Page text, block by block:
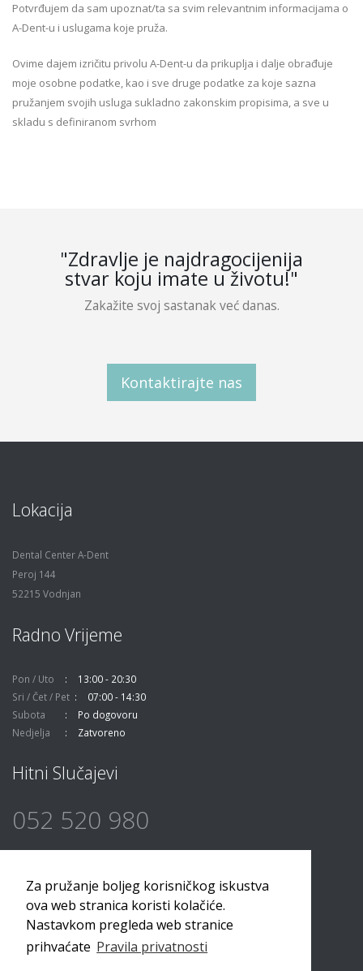
Za pružanje boljeg korisničkog iskustva
ova web stranica koristi kolačiće.
Nastavkom pregleda web stranice
prihvaćate Pravila privatnosti
Potvrđujem da sam upoznat/ta sa svim relevantnim informacijama o
A-Dent-u i uslugama koje pruža.
Ovime dajem izričitu privolu A-Dent-u da prikuplja i dalje obrađuje
moje osobne podatke, kao i sve druge podatke za koje sazna
pružanjem svojih usluga sukladno zakonskim propisima, a sve u
skladu s definiranom svrhom
"Zdravlje je najdragocijenija
stvar koju imate u životu!"
Zakažite svoj sastanak već danas.
Kontaktirajte nas
Lokacija
Dental Center A-Dent
Peroj 144
52215 Vodnjan
Radno Vrijeme
Pon / Uto
13:00 - 20:30
Sri / Čet / Pet
07:00 - 14:30
Subota
Po dogovoru
Nedjelja
Zatvoreno
Hitni Slučajevi
052 520 980